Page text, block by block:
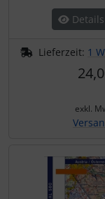
Details
Lieferzeit: 1
exkl.